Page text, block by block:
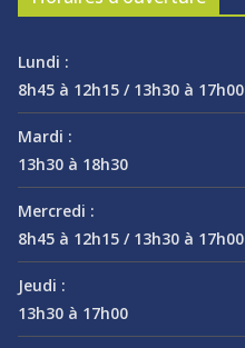
Lundi :
8h45 à 12h15 / 13h30 à 17h00
Mardi :
13h30 à 18h30
Mercredi :
8h45 à 12h15 / 13h30 à 17h00
Jeudi :
13h30 à 17h00